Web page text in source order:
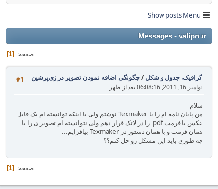
Show posts Menu
Messages - valipour
صفحه 1
#1 گرافیک، جدول و شکل /چگونگی اضافه نمودن تصویر در زی‌پرشین
نوامبر 16, 2011, 06:08:16 بعد از ظهر
سلام
من پایان نامه ام را با Texmaker نوشتم ولی با اینکه توانسته ام یک فایل
عکس با فرمت pdf را در لاتک قرار دهم ولی نتوانسته ام تصویر ی را با
همان فرمت و با همان دستور در Texmaker بیافزایم...
چه طوری باید این مشکل رو حل کنم؟؟
صفحه 1